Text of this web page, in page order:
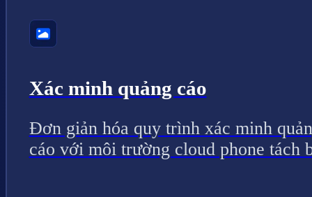
Xác minh quảng cáo
Đơn giản hóa quy trình xác minh
cáo với môi trường cloud phone tách